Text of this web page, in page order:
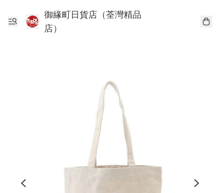
御緣町日貨店（荃灣精品
店）